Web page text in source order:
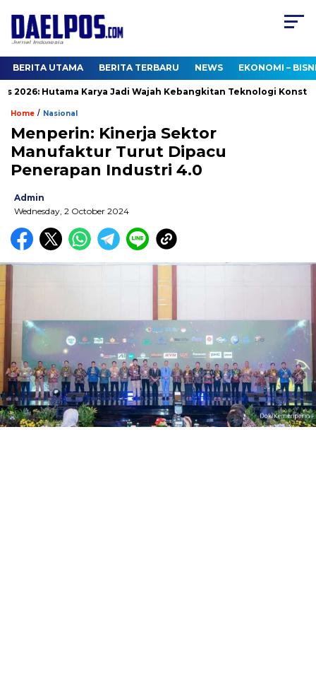
BERITA UTAMA BERITA TERBARU NEWS EKONOMI –
Hutama Karya Jadi Wajah Kebangkitan Teknologi Konstruksi
Home / Nasional
Menperin: Kinerja Sektor
Manufaktur Turut Dipacu
Penerapan Industri 4.0
Admin
Wednesday, 2 October 2024